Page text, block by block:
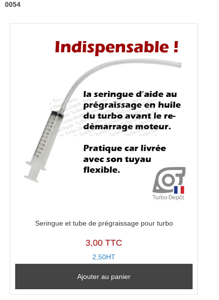
970-
0054
Seringue et tube de prégraissage pour turbo
3,00 TTC
2,50HT
Ajouter au panier